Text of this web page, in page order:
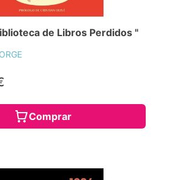
de Libros Perdidos "
Comprar